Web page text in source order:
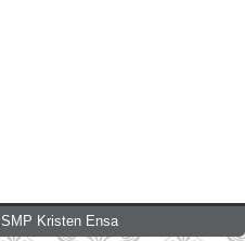
SMP Kristen Ensa